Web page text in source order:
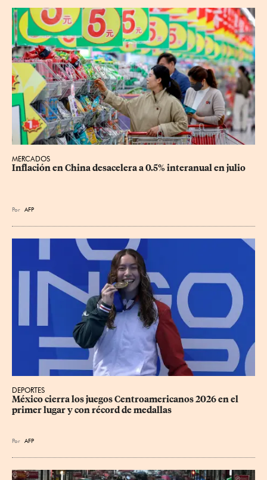
MERCADOS
Inflación en China desacelera a 0.5% interanual en julio
Por AFP
DEPORTES
México cierra los juegos Centroamericanos 2026 en el
primer lugar y con récord de medallas
Por AFP